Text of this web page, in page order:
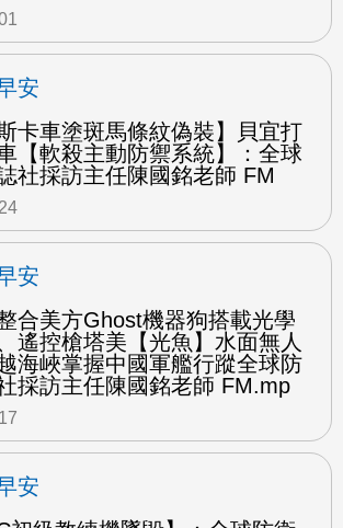
安
斯卡車塗斑馬條紋偽裝】貝宜打
【軟殺主動防禦系統】：全球
社採訪主任陳國銘老師 FM
安
合美方Ghost機器狗搭載光學
遙控槍塔美【光魚】水面無人
海峽掌握中國軍艦行蹤全球防
採訪主任陳國銘老師 FM.mp
安